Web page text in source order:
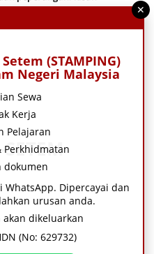
Moro
Chaiya, Pondok Haji Mad
Bukti keunggulan sains,
Islam abad Ke-17
✕
(STAMPING)
Negeri Malaysia
Sewa
Kerja
Pelajaran
Perkhidmatan
dokumen
WhatsApp. Dipercayai dan
urusan anda.
akan dikeluarkan
(No: 629732)